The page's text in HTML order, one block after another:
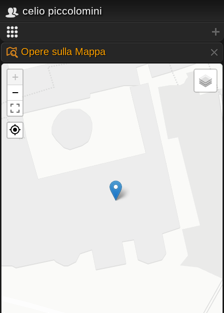
celio piccolomini
Opere sulla Mappa
+
−